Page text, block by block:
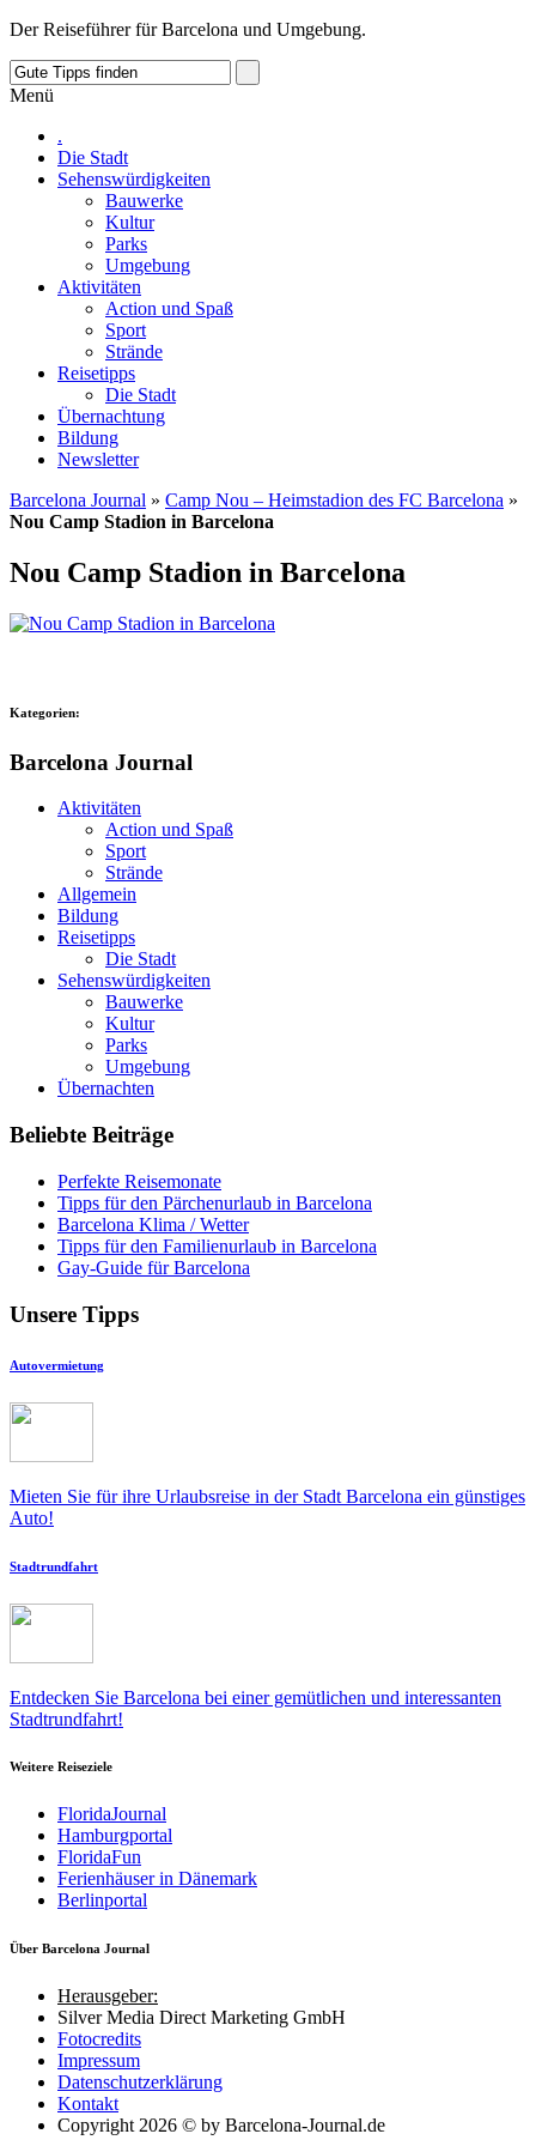
Der Reiseführer für Barcelona und Umgebung.
Menü
.
Die Stadt
Sehenswürdigkeiten
Bauwerke
Kultur
Parks
Umgebung
Aktivitäten
Action und Spaß
Sport
Strände
Reisetipps
Die Stadt
Übernachtung
Bildung
Newsletter
Barcelona Journal » Camp Nou – Heimstadion des FC Barcelona »
Nou Camp Stadion in Barcelona
Nou Camp Stadion in Barcelona
Kategorien:
Barcelona Journal
Aktivitäten
Action und Spaß
Sport
Strände
Allgemein
Bildung
Reisetipps
Die Stadt
Sehenswürdigkeiten
Bauwerke
Kultur
Parks
Umgebung
Übernachten
Beliebte Beiträge
Perfekte Reisemonate
Tipps für den Pärchenurlaub in Barcelona
Barcelona Klima / Wetter
Tipps für den Familienurlaub in Barcelona
Gay-Guide für Barcelona
Unsere Tipps
Autovermietung
Mieten Sie für ihre Urlaubsreise in der Stadt Barcelona ein günstiges
Auto!
Stadtrundfahrt
Entdecken Sie Barcelona bei einer gemütlichen und interessanten
Stadtrundfahrt!
Weitere Reiseziele
FloridaJournal
Hamburgportal
FloridaFun
Ferienhäuser in Dänemark
Berlinportal
Über Barcelona Journal
Herausgeber:
Silver Media Direct Marketing GmbH
Fotocredits
Impressum
Datenschutzerklärung
Kontakt
Copyright 2026 © by Barcelona-Journal.de